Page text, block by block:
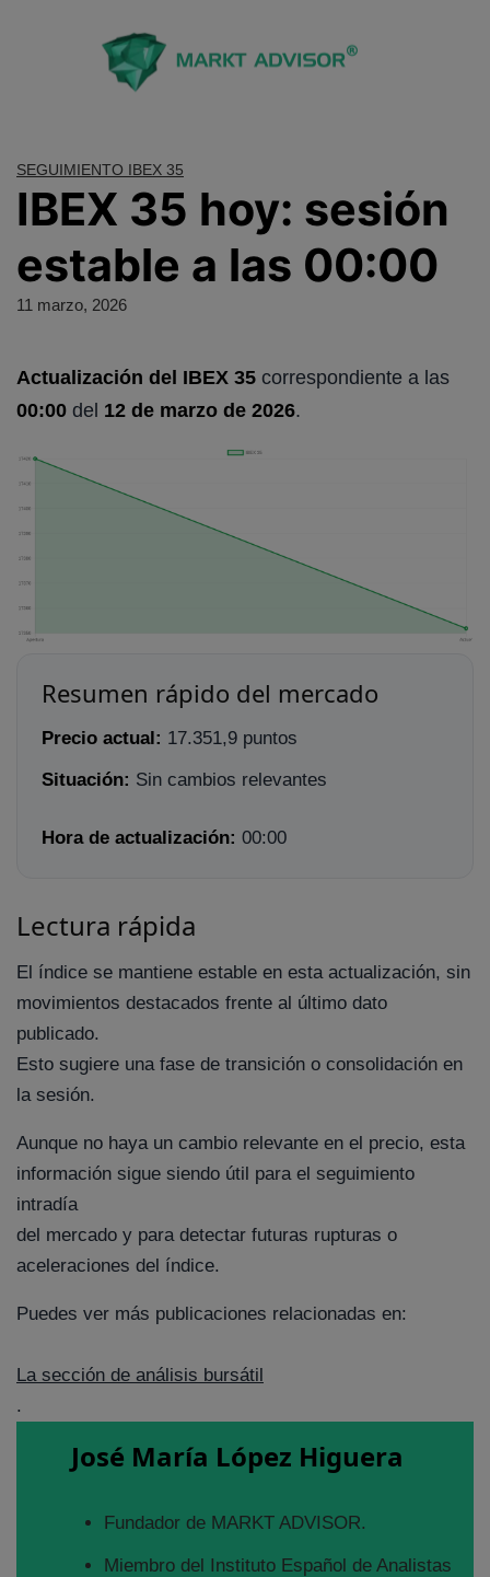
SEGUIMIENTO IBEX 35
IBEX 35 hoy: sesión
estable a las 00:00
11 marzo, 2026
Actualización del IBEX 35 correspondiente a las
00:00 del 12 de marzo de 2026.
Resumen rápido del mercado
Precio actual: 17.351,9 puntos
Situación: Sin cambios relevantes
Hora de actualización: 00:00
Lectura rápida
El índice se mantiene estable en esta actualización, sin
movimientos destacados frente al último dato
publicado.
Esto sugiere una fase de transición o consolidación en
la sesión.
Aunque no haya un cambio relevante en el precio, esta
información sigue siendo útil para el seguimiento
intradía
del mercado y para detectar futuras rupturas o
aceleraciones del índice.
Puedes ver más publicaciones relacionadas en:
La sección de análisis bursátil
.
José María López Higuera
Fundador de MARKT ADVISOR.
Miembro del Instituto Español de Analistas